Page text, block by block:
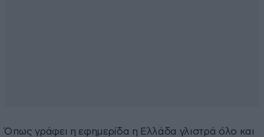
Όπως γράφει η εφημερίδα η Ελλάδα γλιστρά όλο και